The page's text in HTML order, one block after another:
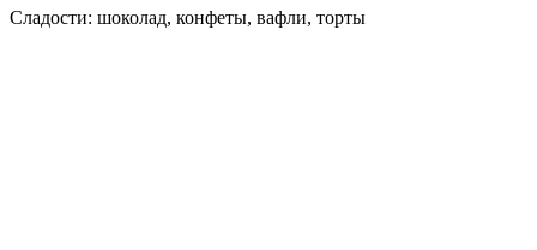
Сладости: шоколад, конфеты, вафли, торты